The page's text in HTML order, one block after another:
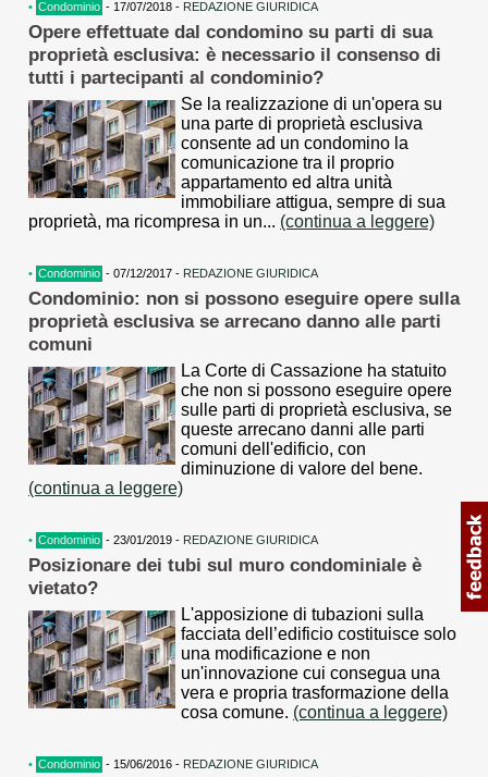
• Condominio - 17/07/2018 - REDAZIONE GIURIDICA
Opere effettuate dal condomino su parti di sua
proprietà esclusiva: è necessario il consenso di
tutti i partecipanti al condominio?
Se la realizzazione di un'opera su
una parte di proprietà esclusiva
consente ad un condomino la
comunicazione tra il proprio
appartamento ed altra unità
immobiliare attigua, sempre di sua
proprietà, ma ricompresa in un... (continua a leggere)
• Condominio - 07/12/2017 - REDAZIONE GIURIDICA
Condominio: non si possono eseguire opere sulla
proprietà esclusiva se arrecano danno alle parti
comuni
La Corte di Cassazione ha statuito
che non si possono eseguire opere
sulle parti di proprietà esclusiva, se
queste arrecano danni alle parti
comuni dell'edificio, con
diminuzione di valore del bene.
(continua a leggere)
• Condominio - 23/01/2019 - REDAZIONE GIURIDICA
Posizionare dei tubi sul muro condominiale è
vietato?
L'apposizione di tubazioni sulla
facciata dell’edificio costituisce solo
una modificazione e non
un'innovazione cui consegua una
vera e propria trasformazione della
cosa comune. (continua a leggere)
• Condominio - 15/06/2016 - REDAZIONE GIURIDICA